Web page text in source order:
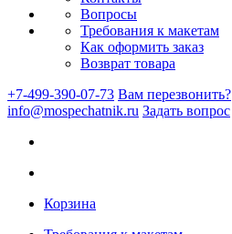
Вопросы
Требования к макетам
Как оформить заказ
Возврат товара
+7-499-390-07-73 Вам перезвонить?
info@mospechatnik.ru Задать вопрос
Корзина